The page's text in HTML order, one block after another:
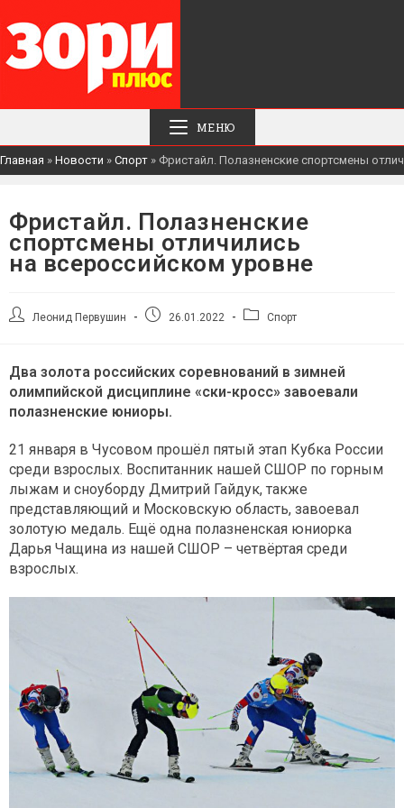
МЕНЮ
Главная » Новости » Спорт » Фристайл. Полазненские спортсмены
Фристайл. Полазненские
спортсмены отличились
на всероссийском уровне
АвторЛеонид Первушин
Запись26.01.2022
Рубрика
Спорт
Два золота российских соревнований в зимней
олимпийской дисциплине «ски-кросс» завоевали
полазненские юниоры.
21 января в Чусовом прошёл пятый этап Кубка России
среди взрослых. Воспитанник нашей СШОР по горным
лыжам и сноуборду Дмитрий Гайдук, также
представляющий и Московскую область, завоевал
золотую медаль. Ещё одна полазненская юниорка
Дарья Чащина из нашей СШОР – четвёртая среди
взрослых.